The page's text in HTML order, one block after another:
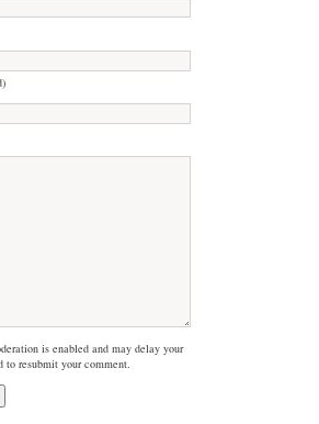
is enabled and may delay your
to resubmit your comment.